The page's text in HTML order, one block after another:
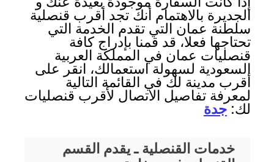
الجديرة بالاهتمام أنك تجد أقرب قنصلية
سلطنة عمان التي تقدم الخدمة التي
تحتاجها فعلا، قد قمنا بإدراج كافة
قنصليات عمان في المملكة العربية
السعودية لسهولة استعمالك، انقر على
أقرب مدينة لك في القائمة التالية
لمعرفة تفاصيل الاتصال لأقرب قنصليات
لك:جدة
خدمات القنصلية ـ يقدم القسم